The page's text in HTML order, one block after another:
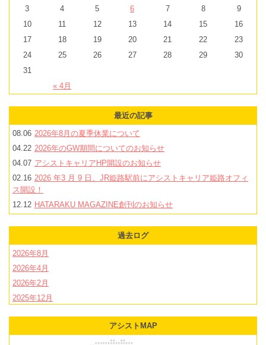
« 4月
3
4 5 6 7 8
9
10
11 12 13 14 15
16
17
18 19 20 21 22
23
24
25 26 27 28 29
30
31
最近の記事
08.06 2026年8月の夏季休業について
04.22 2026年のGW期間についてのお知らせ
04.07 アシストキャリアHP開設のお知らせ
02.16 2026 年3 月 9 日、JR姫路駅前にアシストキャリア姫路オフィ
ス開設！
12.12 HATARAKU MAGAZINE創刊のお知らせ
過去ログ
2026年8月
2026年4月
2026年2月
2025年12月
アシストMAP